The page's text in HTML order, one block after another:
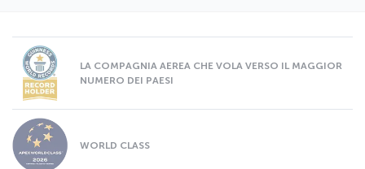
LA COMPAGNIA AEREA CHE VOLA VERSO IL MAGGIOR
NUMERO DEI PAESI
WORLD CLASS